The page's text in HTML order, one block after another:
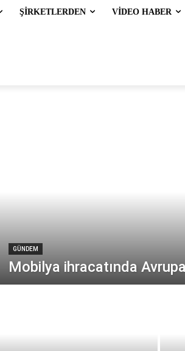
ŞİRKETLERDEN VİDEO HABER
GÜNDEM
Mobilya ihracatında